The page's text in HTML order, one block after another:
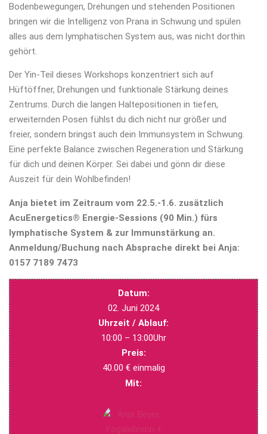
Bodenbewegungen, Drehungen und stehenden Positionen
bringen wir die Intelligenz von Prana in Schwung und spülen
alles aus dem lymphatischen System aus, was nicht dorthin
gehört.
Der Yin-Teil dieses Workshops konzentriert sich auf
Hüftöffner, Drehungen und funktionale Stärkung deines
Zentrums. Durch die langen Haltepositionen in tiefen,
erweiternden Posen fühlst du dich nicht nur größer und
freier, sondern bringst auch dein Immunsystem in Schwung.
Eine perfekte Balance zwischen Regeneration und Stärkung
für dich und deinen Körper. Sei dabei und gönn dir diese
Auszeit für dein Wohlbefinden!
Anja bietet im Zeitraum vom 22.5.-1.6. zusätzlich
AcuEnergetics® Energie-Sessions (90 Min.) fürs
lymphatische System & zur Immunstärkung an.
Anmeldung/Buchung nach Absprache direkt bei Anja:
0157 7189 7473
Datum:
02. Juni 2024
Uhrzeit / Ablauf:
10:00 – 13:00Uhr
Preis:
40.00 € einmalig
Mit: